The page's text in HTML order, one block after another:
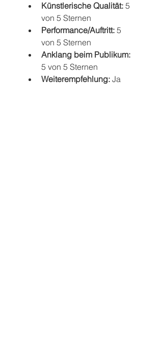
Künstlerische Qualität: 5
von 5 Sternen
Performance/Auftritt: 5
von 5 Sternen
Anklang beim Publikum:
5 von 5 Sternen
Weiterempfehlung: Ja